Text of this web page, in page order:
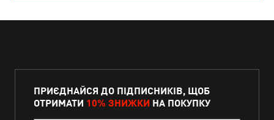
ПРИЄДНАЙСЯ ДО ПІДПИСНИКІВ, ЩОБ
ОТРИМАТИ 10% ЗНИЖКИ НА ПОКУПКУ